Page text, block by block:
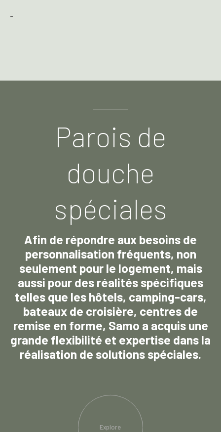
-
Parois de
douche
spéciales
Afin de répondre aux besoins de
personnalisation fréquents, non
seulement pour le logement, mais
aussi pour des réalités spécifiques
telles que les hôtels, camping-cars,
bateaux de croisière, centres de
remise en forme, Samo a acquis une
grande flexibilité et expertise dans la
réalisation de solutions spéciales.
Explore